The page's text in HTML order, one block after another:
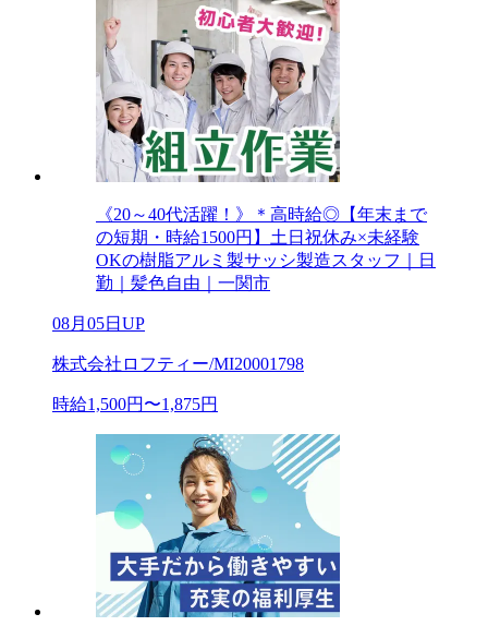
《20～40代活躍！》＊高時給◎【年末まで
の短期・時給1500円】土日祝休み×未経験
OKの樹脂アルミ製サッシ製造スタッフ｜日
勤｜髪色自由｜一関市
08月05日UP
株式会社ロフティー/MI20001798
時給1,500円〜1,875円